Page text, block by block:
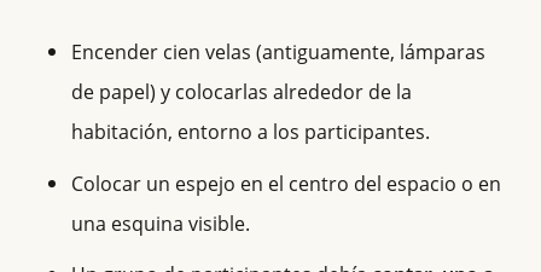
Encender cien velas (antiguamente, lámparas
de papel) y colocarlas alrededor de la
habitación, entorno a los participantes.
Colocar un espejo en el centro del espacio o en
una esquina visible.